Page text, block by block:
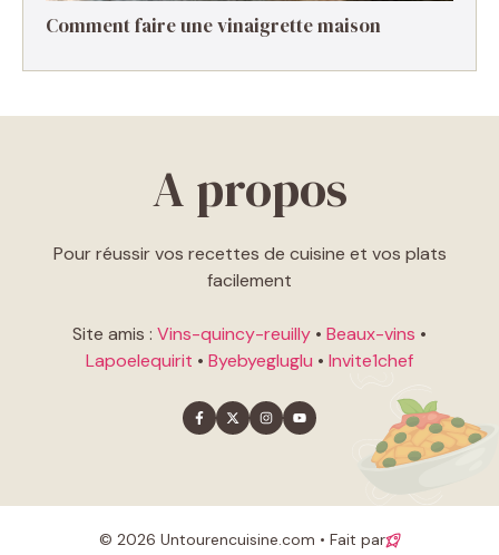
Comment faire une vinaigrette maison ​
A propos
Pour réussir vos recettes de cuisine et vos plats
facilement
Site amis : Vins-quincy-reuilly • Beaux-vins •
Lapoelequirit • Byebyegluglu • Invite1chef
© 2026 Untourencuisine.com • Fait par